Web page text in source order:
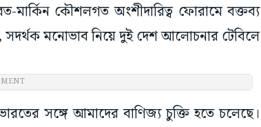
মার্কিন কৌশলগত অংশীদারিত্ব ফোরামে বক্তব্য
সদর্থক মনোভাব নিয়ে দুই দেশ আলোচনার টেবিলে
সঙ্গে আমাদের বাণিজ্য চুক্তি হতে চলেছে।